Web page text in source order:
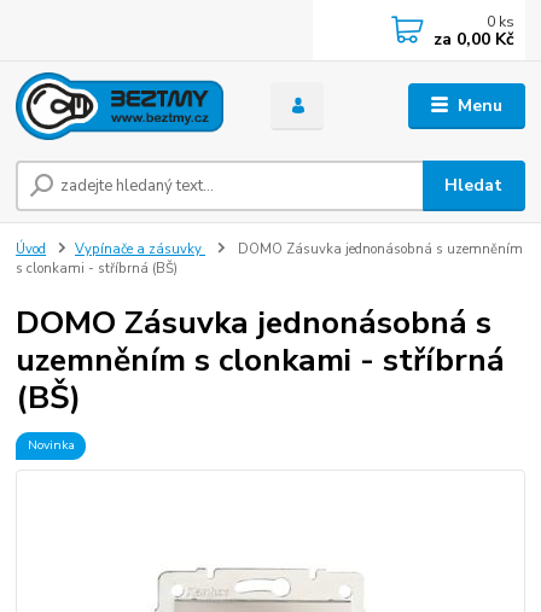
Menu
Hledat
0 ks
za 0,00 Kč
Úvod Vypínače a zásuvky
DOMO Zásuvka jednonásobná s uzemněním
s clonkami - stříbrná (BŠ)
DOMO Zásuvka jednonásobná s
uzemněním s clonkami - stříbrná
(BŠ)
Novinka